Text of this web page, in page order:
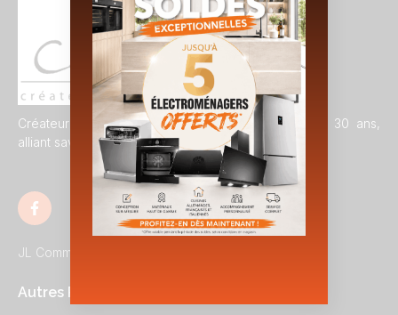
Créateur de cuisines sur mesure depuis plus de 30 ans,
alliant savoir-faire artisanal et design contemporain.
JL Communication – Copyright 2026
Autres Pages